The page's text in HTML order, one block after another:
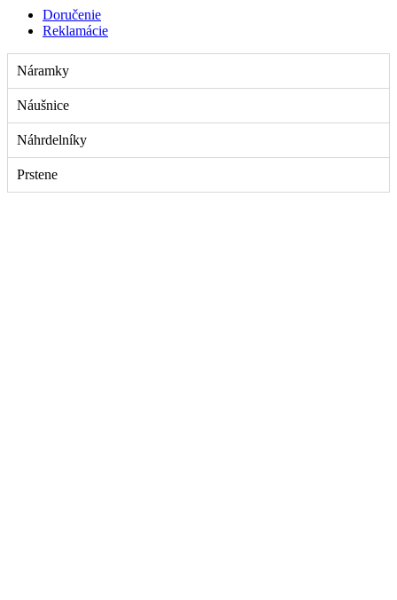
Doručenie
Reklamácie
Náramky
Náušnice
Náhrdelníky
Prstene